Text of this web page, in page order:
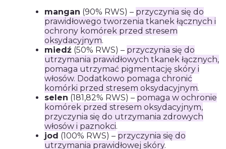
mangan (90% RWS) – przyczynia się do
prawidłowego tworzenia tkanek łącznych i
ochrony komórek przed stresem
oksydacyjnym.
miedź (50% RWS) – przyczynia się do
utrzymania prawidłowych tkanek łącznych,
pomaga utrzymać pigmentację skóry i
włosów. Dodatkowo pomaga chronić
komórki przed stresem oksydacyjnym.
selen (181,82% RWS) – pomaga w ochronie
komórek przed stresem oksydacyjnym,
przyczynia się do utrzymania zdrowych
włosów i paznokci.
jod (100% RWS) – przyczynia się do
utrzymania prawidłowej skóry.